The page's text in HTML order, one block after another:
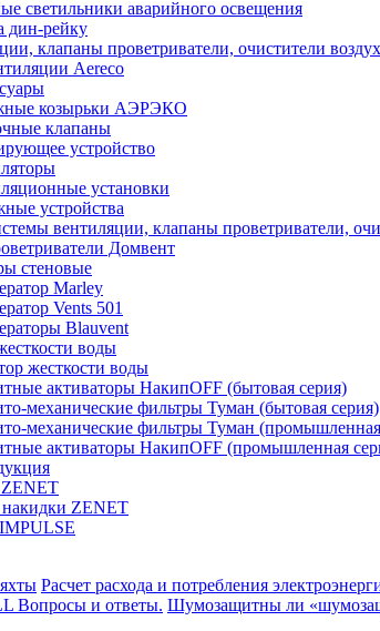
светильники аварийного освещения
дин-рейку
клапаны проветриватели, очистители
Aereco
козырьки АЭРЭКО
клапаны
устройство
установки
устройства
вентиляции, клапаны проветриватели,
Домвент
стеновые
Marley
Vents 501
Blauvent
воды
жесткости воды
активаторы НакипOFF (бытовая серия)
механические фильтры Туман (бытовая серия)
механические фильтры Туман
активаторы НакипOFF (промышленная
ZENET
Расчет расхода и потребления
Вопросы и ответы. Шумозащитны ли